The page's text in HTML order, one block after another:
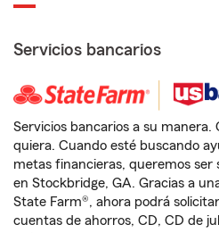
Servicios bancarios
Servicios bancarios a su manera.
quiera. Cuando esté buscando
metas financieras, queremos ser
en Stockbridge, GA. Gracias a
State Farm®, ahora podrá
cuentas de ahorros, CD, CD de